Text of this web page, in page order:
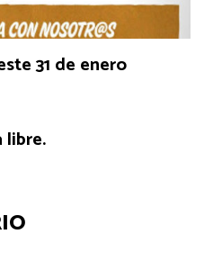
31 de enero
libre.